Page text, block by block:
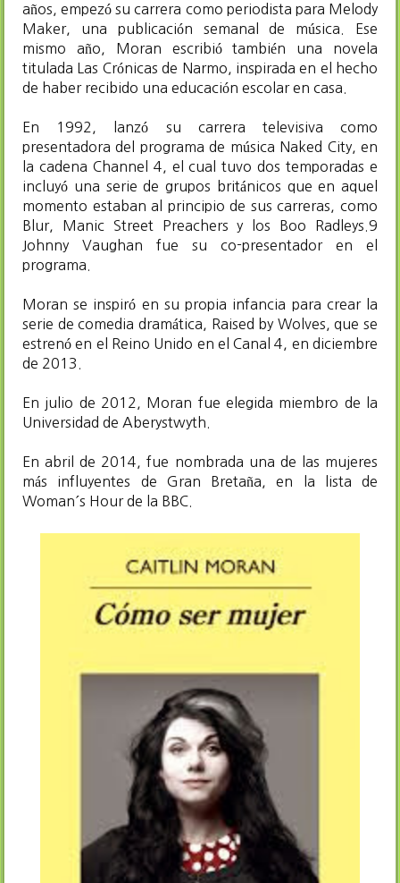
años, empezó su carrera como periodista para Melody
Maker, una publicación semanal de música. Ese
mismo año, Moran escribió también una novela
titulada Las Crónicas de Narmo, inspirada en el hecho
de haber recibido una educación escolar en casa.
En 1992, lanzó su carrera televisiva como
presentadora del programa de música Naked City, en
la cadena Channel 4, el cual tuvo dos temporadas e
incluyó una serie de grupos británicos que en aquel
momento estaban al principio de sus carreras, como
Blur, Manic Street Preachers y los Boo Radleys.9​
Johnny Vaughan fue su co-presentador en el
programa.
Moran se inspiró en su propia infancia para crear la
serie de comedia dramática, Raised by Wolves, que se
estrenó en el Reino Unido en el Canal 4, en diciembre
de 2013.
En julio de 2012, Moran fue elegida miembro de la
Universidad de Aberystwyth.
En abril de 2014, fue nombrada una de las mujeres
más influyentes de Gran Bretaña, en la lista de
Woman´s Hour de la BBC.